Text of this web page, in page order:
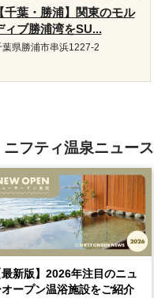
【千葉・勝浦】関東のモル
ィブ勝浦湾をSU...
葉県勝浦市串浜1227-2
ニフティ温泉ニュース
最新版】2026年注目のニュ
オープン温浴施設をご紹介